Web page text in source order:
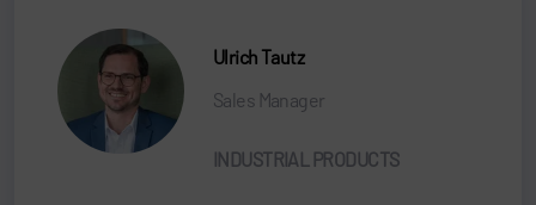
Ulrich Tautz
Sales Manager
INDUSTRIAL PRODUCTS